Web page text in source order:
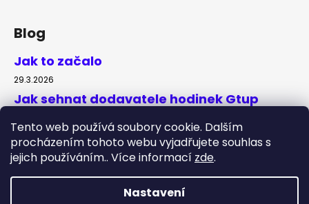
Tento web používá soubory cookie. Dalším
procházením tohoto webu vyjadřujete souhlas s
jejich používáním.. Více informací zde.
Nastavení
Blog
Jak to začalo
29.3.2026
Jak sehnat dodavatele hodinek Gtup